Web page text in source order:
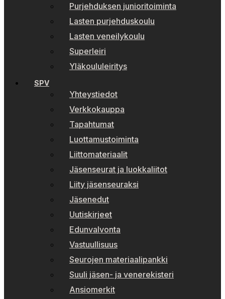
Purjehduksen junioritoiminta
Lasten purjehduskoulu
Lasten veneilykoulu
Superleiri
Yläkoululeiritys
SPV
Yhteystiedot
Verkkokauppa
Tapahtumat
Luottamustoiminta
Liittomateriaalit
Jäsenseurat ja luokkaliitot
Liity jäsenseuraksi
Jäsenedut
Uutiskirjeet
Edunvalvonta
Vastuullisuus
Seurojen materiaalipankki
Suuli jäsen- ja venerekisteri
Ansiomerkit